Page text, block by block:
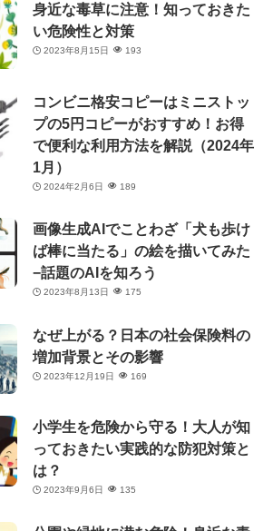
身近な毒草に注意！知っておきた
い危険性と対策
2023年8月15日 193
コンビニ格安コピーはミニストッ
プの5円コピーがおすすめ！お得
で便利な利用方法を解説（2024年
1月）
2024年2月6日 189
画像生成AIでことわざ「犬も歩け
ば棒に当たる」の絵を描いてみた
−話題のAIを知ろう
2023年8月13日 175
なぜ上がる？日本の社会保険料の
増加背景とその影響
2023年12月19日 169
小学生を危険から守る！大人が知
っておきたい実践的な防犯対策と
は？
2023年9月6日 135